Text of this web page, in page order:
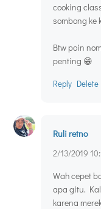
cooking
sombong ke
Btw poin
penting 😁
Reply Delete
Ruli retno
2/13/2019
Wah cepet
apa gitu.
karena